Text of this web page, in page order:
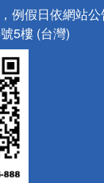
例假日依網站
5樓 (台灣)